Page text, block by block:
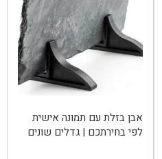
אבן בזלת עם תמונה אישית
לפי בחירתכם | גדלים שונים